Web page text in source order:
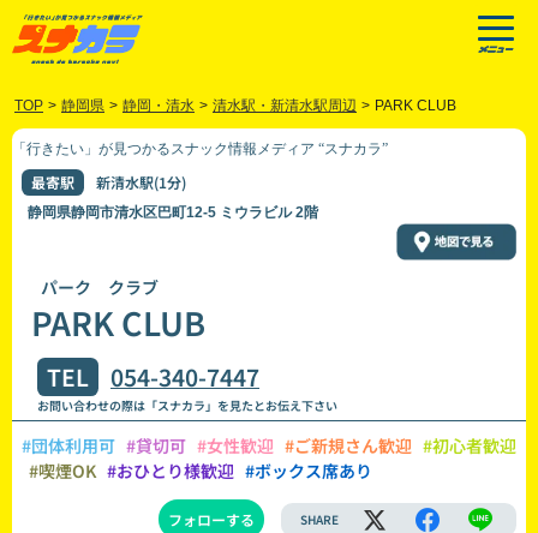
TOP > 静岡県 > 静岡・清水 > 清水駅・新清水駅周辺 > PARK CLUB
「行きたい」が見つかるスナック情報メディア “スナカラ”
最寄駅 新清水駅(1分)
静岡県静岡市清水区巴町12-5 ミウラビル 2階
パーク クラブ
PARK CLUB
TEL 054-340-7447
お問い合わせの際は「スナカラ」を見たとお伝え下さい
#団体利用可 #貸切可 #女性歓迎 #ご新規さん歓迎 #初心者歓迎
#喫煙OK #おひとり様歓迎 #ボックス席あり
フォローする SHARE